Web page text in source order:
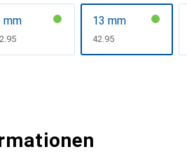
mm 13 mm
CHF
42.95